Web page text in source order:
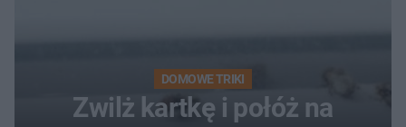
DOMOWE TRIKI
Zwilż kartkę i połóż na